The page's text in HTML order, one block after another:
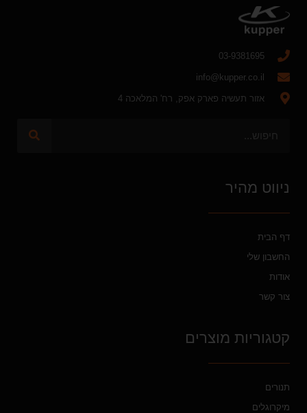
03-9381695
info@kupper.co.il
אזור תעשיה פארק אפק, רח' המלאכה 4
ניווט מהיר
דף הבית
החשבון שלי
אודות
צור קשר
קטגוריות מוצרים
תנורים
מיקרוגלים